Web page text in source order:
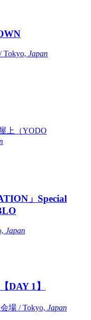
Tokyo, Japan
上（YODO
」Special
Japan
DAY 1】
場 / Tokyo, Japan